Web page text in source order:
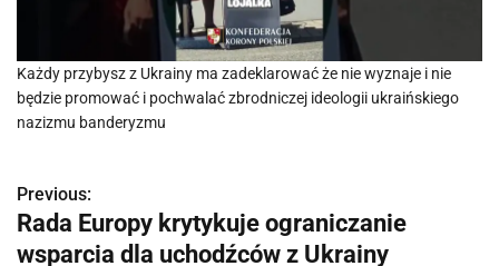
Każdy przybysz z Ukrainy ma zadeklarować że nie wyznaje i nie
będzie promować i pochwalać zbrodniczej ideologii ukraińskiego
nazizmu banderyzmu
N
a
Previous:
Rada Europy krytykuje ograniczanie
wsparcia dla uchodźców z Ukrainy